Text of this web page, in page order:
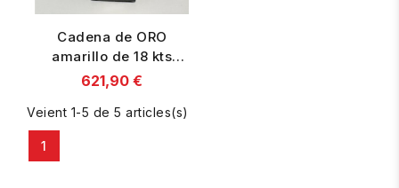
Cadena de ORO
amarillo de 18 kts
(750 m/m), de 50
621,90 €
Veient 1-5 de 5 articles(s)
1